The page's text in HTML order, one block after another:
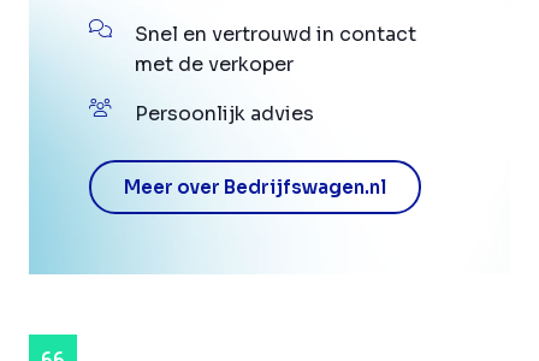
Snel en vertrouwd in contact
met de verkoper
Persoonlijk advies
Meer over Bedrijfswagen.nl